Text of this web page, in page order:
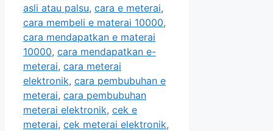
asli atau palsu, cara e meterai,
cara membeli e materai 10000,
cara mendapatkan e materai
10000, cara mendapatkan e-
meterai, cara meterai
elektronik, cara pembubuhan e
meterai, cara pembubuhan
meterai elektronik, cek e
meterai, cek meterai elektronik,